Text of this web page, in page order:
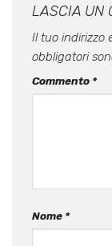
LASCIA UN
Il tuo indirizzo
obbligatori
Commento *
Nome *